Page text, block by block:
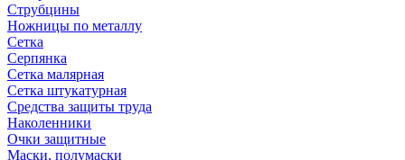
Струбцины
Ножницы по металлу
Сетка
Серпянка
Сетка малярная
Сетка штукатурная
Средства защиты труда
Наколенники
Очки защитные
Маски, полумаски